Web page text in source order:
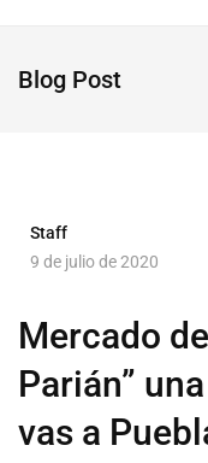
Blog Post
Staff
9 de julio de 2020
Mercado
Parián”
vas a